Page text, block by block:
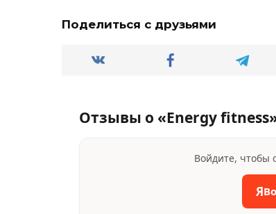
Поделиться с друзьями
Отзывы о «Energy
Войдите, чтобы
Я